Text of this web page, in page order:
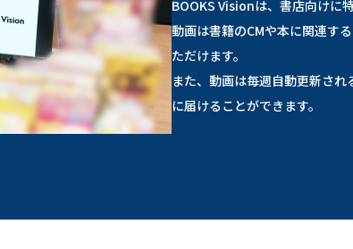
BOOKS Visionは、書店向けに
動画は書籍のCMや本に関連す
ただけます。
また、動画は毎週自動更新さ
に届けることができます。